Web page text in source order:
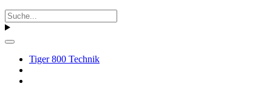
Tiger 800 Technik